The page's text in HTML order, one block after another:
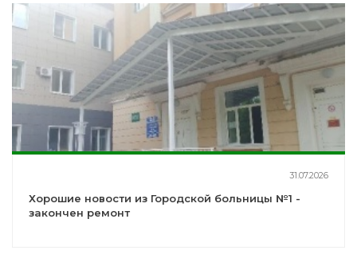
31.07.2026
Хорошие новости из Городской больницы №1 -
закончен ремонт